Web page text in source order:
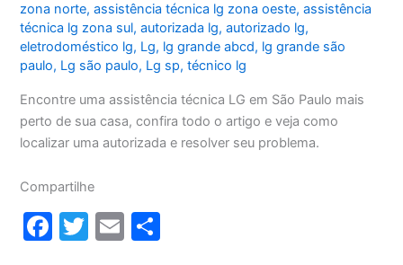
zona norte,assistência técnica lg zona oeste,assistência
técnica lg zona sul,autorizada lg,autorizado lg,
eletrodoméstico lg, Lg, lg grande abcd, lg grande são
paulo, Lg são paulo, Lg sp,técnico lg
Encontre uma assistência técnica LG em São Paulo mais
perto de sua casa, confira todo o artigo e veja como
localizar uma autorizada e resolver seu problema.
Compartilhe
F
T
E